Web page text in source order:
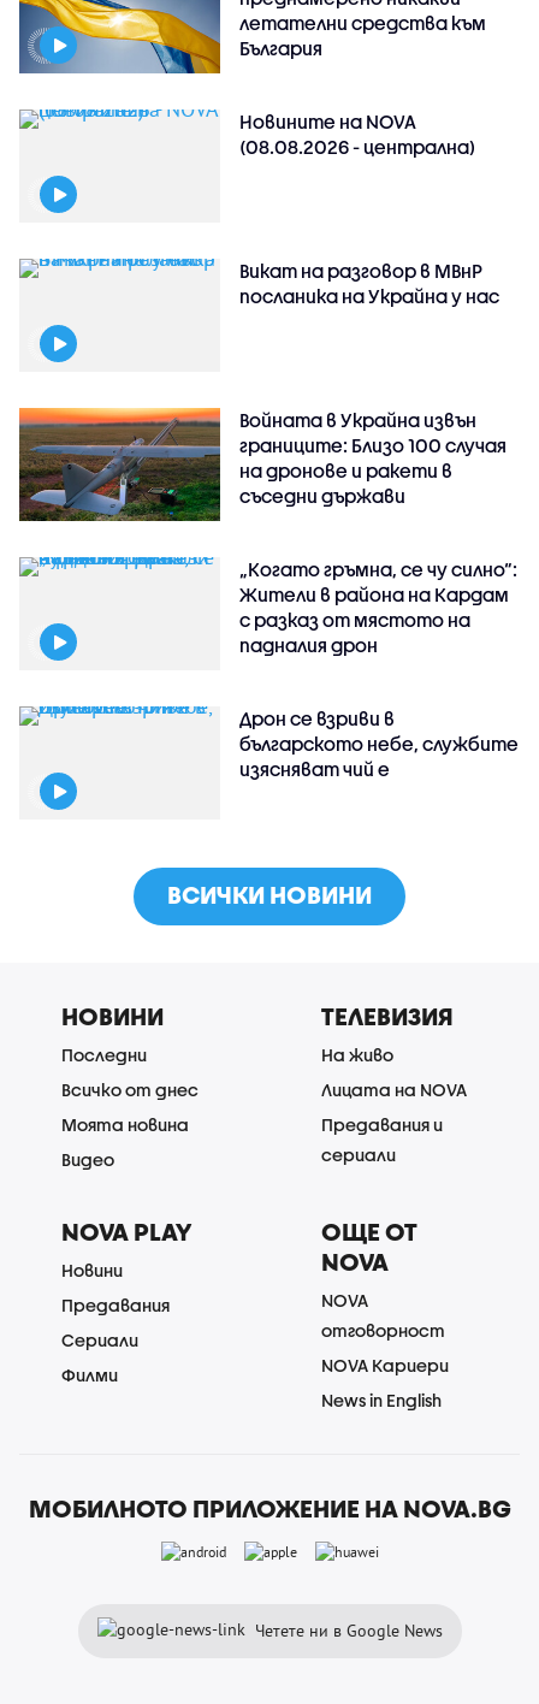
летателни средства към
България
Новините на NOVA
(08.08.2026 - централна)
Викат на разговор в МВнР
посланика на Украйна у нас
Войната в Украйна извън
границите: Близо 100 случая
на дронове и ракети в
съседни държави
„Когато гръмна, се чу силно“:
Жители в района на Кардам
с разказ от мястото на
падналия дрон
Дрон се взриви в
българското небе, службите
изясняват чий е
ВСИЧКИ НОВИНИ
НОВИНИ
Последни
Всичко от днес
Моята новина
Видео
ТЕЛЕВИЗИЯ
На живо
Лицата на NOVA
Предавания и
сериали
NOVA PLAY
Новини
Предавания
Сериали
Филми
ОЩЕ ОТ
NOVA
NOVA
отговорност
NOVA Кариери
News in English
МОБИЛНОТО ПРИЛОЖЕНИЕ НА NOVA.BG
Четете ни в Google News